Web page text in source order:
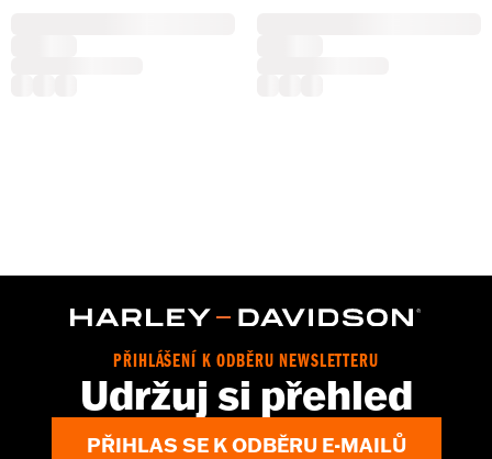
PŘIHLÁŠENÍ K ODBĚRU NEWSLETTERU
Udržuj si přehled
PŘIHLAS SE K ODBĚRU E-MAILŮ